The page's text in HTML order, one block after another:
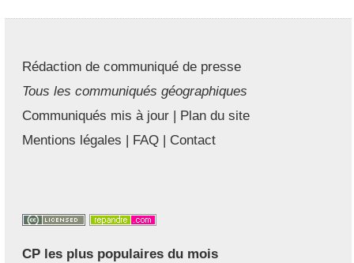
Rédaction de communiqué de presse
Tous les communiqués géographiques
Communiqués mis à jour | Plan du site
Mentions légales | FAQ | Contact
CP les plus populaires du mois